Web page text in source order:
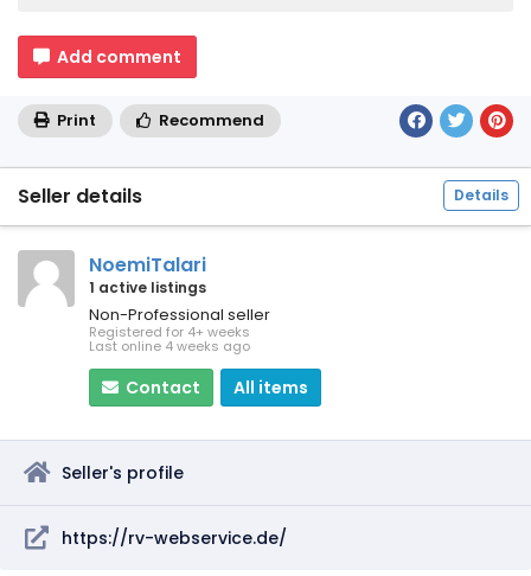
Add comment
Print Recommend
Seller details Details
NoemiTalari
1 active listings
Non-Professional seller
Registered for 4+ weeks
Last online 4 weeks ago
Contact All items
Seller's profile
https://rv-webservice.de/